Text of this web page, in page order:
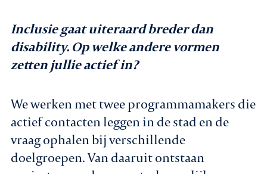
Inclusie gaat uiteraard breder dan
disability. Op welke andere vormen
zetten jullie actief in?
We werken met twee programmamakers die
actief contacten leggen in de stad en de
vraag ophalen bij verschillende
doelgroepen. Van daaruit ontstaan